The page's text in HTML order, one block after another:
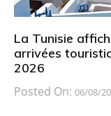
La Tunisie
arrivées
2026
Posted On: 06/08/